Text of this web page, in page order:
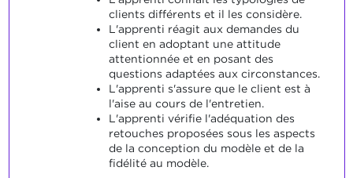
clients différents et il les considère.
L'apprenti réagit aux demandes du
client en adoptant une attitude
attentionnée et en posant des
questions adaptées aux circonstances.
L'apprenti s'assure que le client est à
l'aise au cours de l'entretien.
L'apprenti vérifie l'adéquation des
retouches proposées sous les aspects
de la conception du modèle et de la
fidélité au modèle.